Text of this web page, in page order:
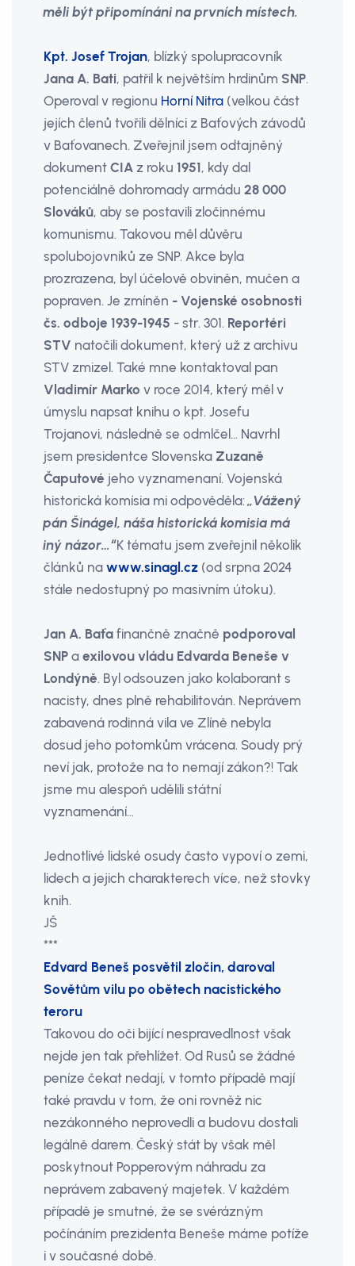
měli být připomínáni na prvních místech.
Kpt. Josef Trojan, blízký spolupracovník
Jana A. Bati, patřil k největším hrdinům SNP.
Operoval v regionu Horní Nitra (velkou část
jejích členů tvořili dělníci z Baťových závodů
v Baťovanech. Zveřejnil jsem odtajněný
dokument CIA z roku 1951, kdy dal
potenciálně dohromady armádu 28 000
Slováků, aby se postavili zločinnému
komunismu. Takovou měl důvěru
spolubojovníků ze SNP. Akce byla
prozrazena, byl účelově obviněn, mučen a
popraven. Je zmíněn - Vojenské osobnosti
čs. odboje 1939-1945 - str. 301. Reportéri
STV natočili dokument, který už z archivu
STV zmizel. Také mne kontaktoval pan
Vladimír Marko v roce 2014, který měl v
úmyslu napsat knihu o kpt. Josefu
Trojanovi, následně se odmlčel… Navrhl
jsem presidentce Slovenska Zuzaně
Čaputové jeho vyznamenaní. Vojenská
historická komísia mi odpověděla:„Vážený
pán Šinágel, náša historická komisia má
iný názor…“K tématu jsem zveřejnil několik
článků na www.sinagl.cz (od srpna 2024
stále nedostupný po masivním útoku).
Jan A. Baťa finančně značně podporoval
SNP a exilovou vládu Edvarda Beneše v
Londýně. Byl odsouzen jako kolaborant s
nacisty, dnes plně rehabilitován. Neprávem
zabavená rodinná vila ve Zlíně nebyla
dosud jeho potomkům vrácena. Soudy prý
neví jak, protože na to nemají zákon?! Tak
jsme mu alespoň udělili státní
vyznamenání…
Jednotlivé lidské osudy často vypoví o zemi,
lidech a jejich charakterech více, než stovky
knih.
JŠ
***
Edvard Beneš posvětil zločin, daroval
Sovětům vilu po obětech nacistického
teroru
Takovou do oči bijící nespravedlnost však
nejde jen tak přehlížet. Od Rusů se žádné
peníze čekat nedají, v tomto případě mají
také pravdu v tom, že oni rovněž nic
nezákonného neprovedli a budovu dostali
legálně darem. Český stát by však měl
poskytnout Popperovým náhradu za
neprávem zabavený majetek. V každém
případě je smutné, že se svérázným
počínáním prezidenta Beneše máme potíže
i v současné době.